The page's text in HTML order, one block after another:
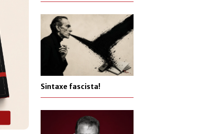
Sintaxe fascista!